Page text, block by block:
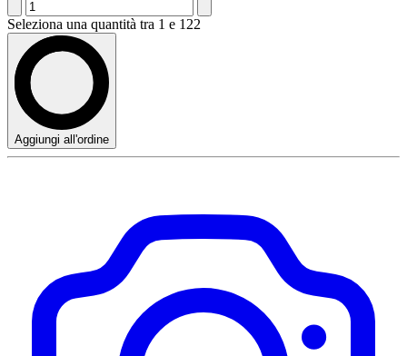
Seleziona una quantità tra 1 e 122
Aggiungi all'ordine